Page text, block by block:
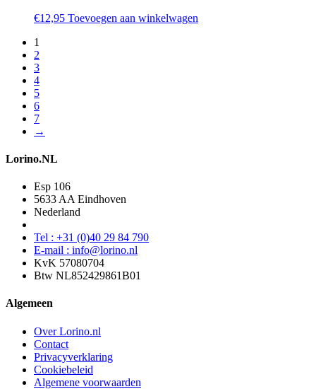
€12,95 Toevoegen aan winkelwagen
1
2
3
4
5
6
7
→
Lorino.NL
Esp 106
5633 AA Eindhoven
Nederland
Tel : +31 (0)40 29 84 790
E-mail : info@lorino.nl
KvK 57080704
Btw NL852429861B01
Algemeen
Over Lorino.nl
Contact
Privacyverklaring
Cookiebeleid
Algemene voorwaarden